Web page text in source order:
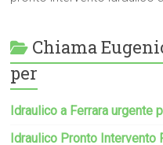
Chiama
per
Idraulico a Ferrara urgente
Idraulico Pronto Intervento